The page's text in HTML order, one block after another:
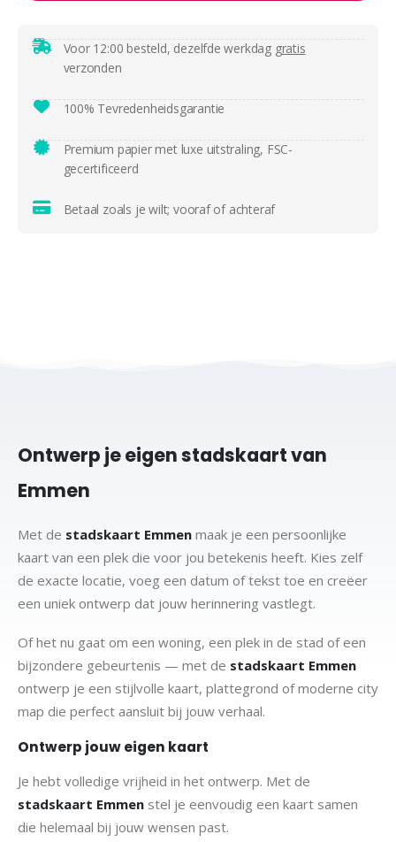
Voor 12:00 besteld, dezelfde werkdag gratis
verzonden
100% Tevredenheidsgarantie
Premium papier met luxe uitstraling, FSC-
gecertificeerd
Betaal zoals je wilt; vooraf of achteraf
Ontwerp je eigen stadskaart van
Emmen
Met de stadskaart Emmen maak je een persoonlijke
kaart van een plek die voor jou betekenis heeft. Kies zelf
de exacte locatie, voeg een datum of tekst toe en creëer
een uniek ontwerp dat jouw herinnering vastlegt.
Of het nu gaat om een woning, een plek in de stad of een
bijzondere gebeurtenis — met de stadskaart Emmen
ontwerp je een stijlvolle kaart, plattegrond of moderne city
map die perfect aansluit bij jouw verhaal.
Ontwerp jouw eigen kaart
Je hebt volledige vrijheid in het ontwerp. Met de
stadskaart Emmen stel je eenvoudig een kaart samen
die helemaal bij jouw wensen past.